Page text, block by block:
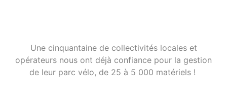
Une cinquantaine de collectivités locales et
opérateurs nous ont déjà confiance pour la gestion
de leur parc vélo, de 25 à 5 000 matériels !